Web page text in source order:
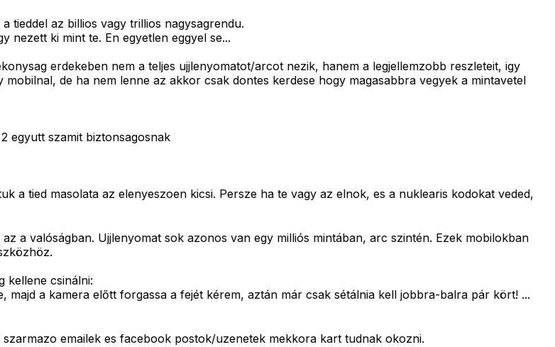
tieddel az billios vagy trillios nagysagrendu.
nezett ki mint te. En egyetlen eggyel se...
erdekeben nem a teljes ujjlenyomatot/arcot nezik, hanem a legjellemzobb reszleteit, igy
de ha nem lenne az akkor csak dontes kerdese hogy magasabbra vegyek a mintavetel
egyutt szamit biztonsagosnak
a tied masolata az elenyeszoen kicsi. Persze ha te vagy az elnok, es a nuklearis kodokat veded,
a valóságban. Ujjlenyomat sok azonos van egy milliós mintában, arc szintén. Ezek mobilokban
kellene csinálni:
a kamera előtt forgassa a fejét kérem, aztán már csak sétálnia kell jobbra-balra pár kört! ...
emailek es facebook postok/uzenetek mekkora kart tudnak okozni.